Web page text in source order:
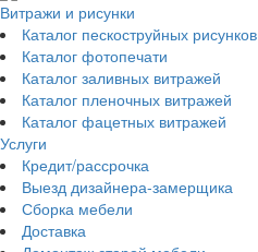
Витражи и рисунки
Каталог пескоструйных рисунков
Каталог фотопечати
Каталог заливных витражей
Каталог пленочных витражей
Каталог фацетных витражей
Услуги
Кредит/рассрочка
Выезд дизайнера-замерщика
Сборка мебели
Доставка